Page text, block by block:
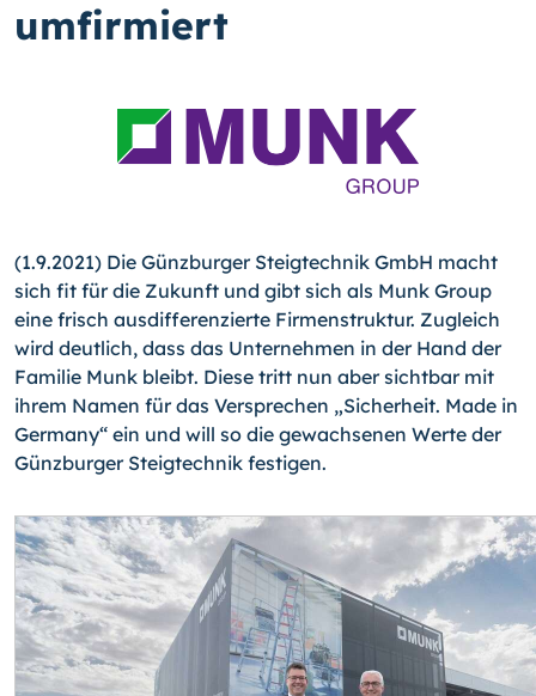
umfirmiert
(1.9.2021) Die Günzburger Steigtechnik GmbH macht
sich fit für die Zukunft und gibt sich als Munk Group
eine frisch ausdifferenzierte Firmenstruktur. Zugleich
wird deutlich, dass das Unternehmen in der Hand der
Familie Munk bleibt. Diese tritt nun aber sichtbar mit
ihrem Namen für das Versprechen „Sicherheit. Made in
Germany“ ein und will so die gewachsenen Werte der
Günzburger Steigtechnik festigen.